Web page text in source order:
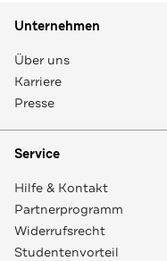
Unternehmen
Über uns
Karriere
Presse
Service
Hilfe & Kontakt
Partnerprogramm
Widerrufsrecht
Studentenvorteil